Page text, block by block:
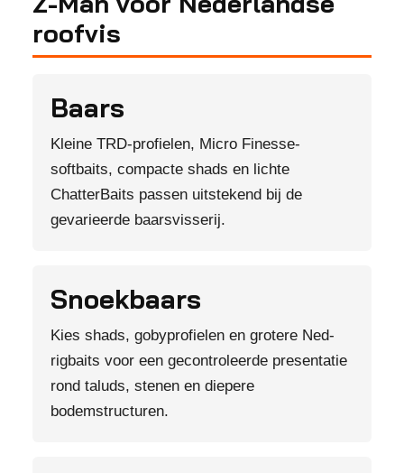
roofvis
Baars
Kleine TRD-profielen, Micro Finesse-
softbaits, compacte shads en lichte
ChatterBaits passen uitstekend bij de
gevarieerde baarsvisserij.
Snoekbaars
Kies shads, gobyprofielen en grotere Ned-
rigbaits voor een gecontroleerde presentatie
rond taluds, stenen en diepere
bodemstructuren.